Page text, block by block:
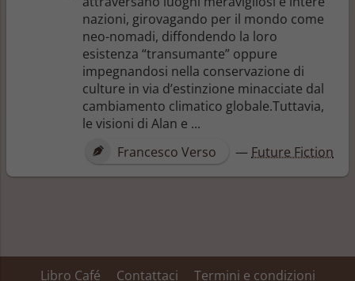
nazioni, girovagando per il mondo come
neo-nomadi, diffondendo la loro
esistenza “transumante” oppure
impegnandosi nella conservazione di
culture in via d’estinzione minacciate dal
cambiamento climatico globale.Tuttavia,
le visioni di Alan e ...
Francesco Verso
— Future Fiction
Libro Café Contattaci Termini e condizioni